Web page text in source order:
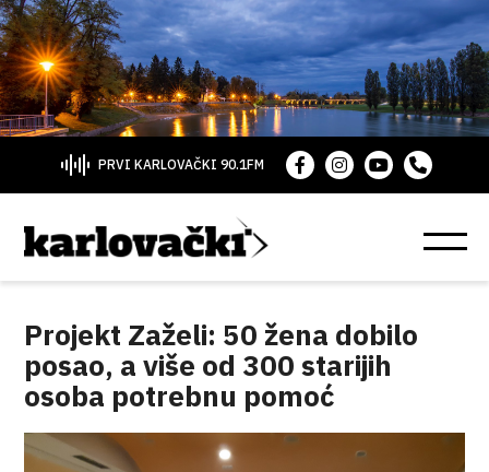
PRVI KARLOVAČKI 90.1FM
Projekt Zaželi: 50 žena dobilo
posao, a više od 300 starijih
osoba potrebnu pomoć